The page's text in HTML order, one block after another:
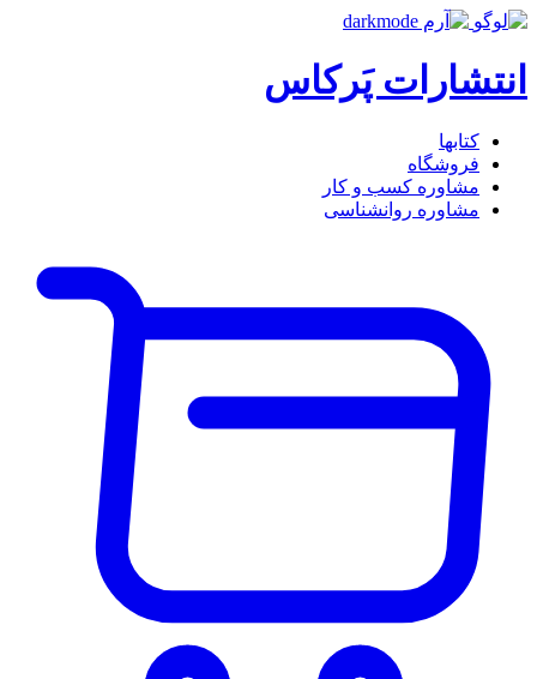
انتشارات پَرکاس
کتاب‎ها
فروشگاه
مشاوره کسب و کار
مشاوره روان‎شناسی